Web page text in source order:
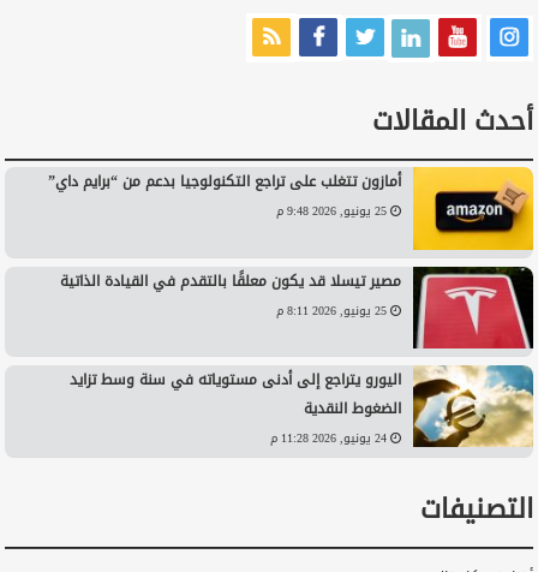
أحدث المقالات
أمازون تتغلب على تراجع التكنولوجيا بدعم من “برايم داي”
25 يونيو, 2026 9:48 م
مصير تيسلا قد يكون معلقًا بالتقدم في القيادة الذاتية
25 يونيو, 2026 8:11 م
اليورو يتراجع إلى أدنى مستوياته في سنة وسط تزايد
الضغوط النقدية
24 يونيو, 2026 11:28 م
التصنيفات